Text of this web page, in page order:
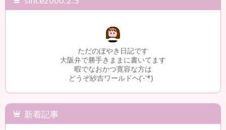
ただのぼやき日記です
大阪弁で勝手きままに書いてます
暇でなおかつ寛容な方は
どうぞ紗吉ワールドヘ('-'*)
新着記事